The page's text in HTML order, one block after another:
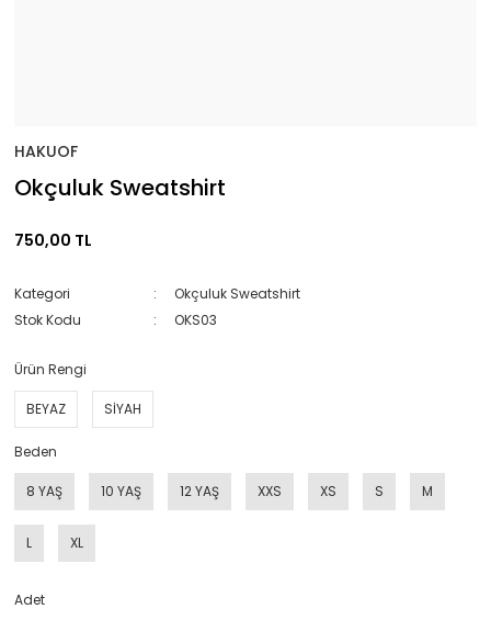
HAKUOF
Okçuluk Sweatshirt
750,00 TL
Kategori
Okçuluk Sweatshirt
Stok Kodu
OKS03
Ürün Rengi
BEYAZ SİYAH
Beden
8 YAŞ 10 YAŞ 12 YAŞ XXS XS S M
L XL
Adet